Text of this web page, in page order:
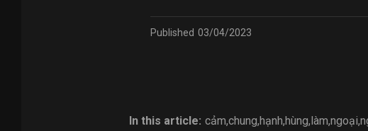
Published 03/04/2023
In this article: cảm,chung,hạnh,hùng,làm,ngoại,